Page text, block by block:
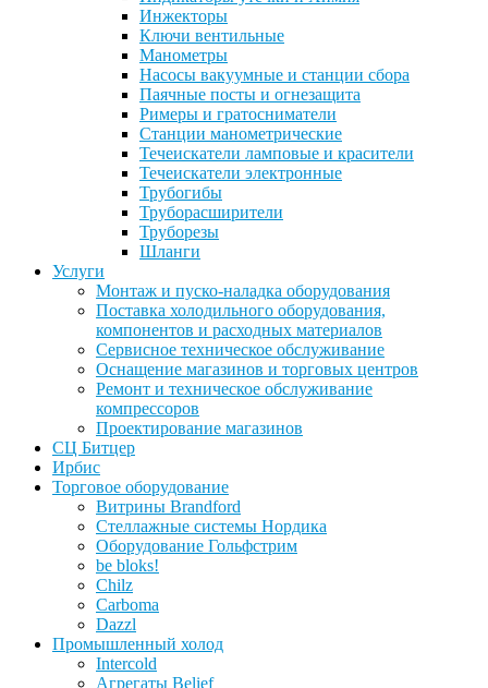
Инжекторы
Ключи вентильные
Манометры
Насосы вакуумные и станции сбора
Паячные посты и огнезащита
Римеры и гратосниматели
Станции манометрические
Течеискатели ламповые и красители
Течеискатели электронные
Трубогибы
Труборасширители
Труборезы
Шланги
Услуги
Монтаж и пуско-наладка оборудования
Поставка холодильного оборудования,
компонентов и расходных материалов
Сервисное техническое обслуживание
Оснащение магазинов и торговых центров
Ремонт и техническое обслуживание
компрессоров
Проектирование магазинов
СЦ Битцер
Ирбис
Торговое оборудование
Витрины Brandford
Стеллажные системы Нордика
Оборудование Гольфстрим
be bloks!
Chilz
Carboma
Dazzl
Промышленный холод
Intercold
Агрегаты Belief